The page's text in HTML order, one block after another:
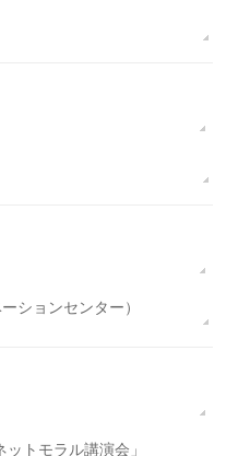
ションセンター）
トモラル講演会」